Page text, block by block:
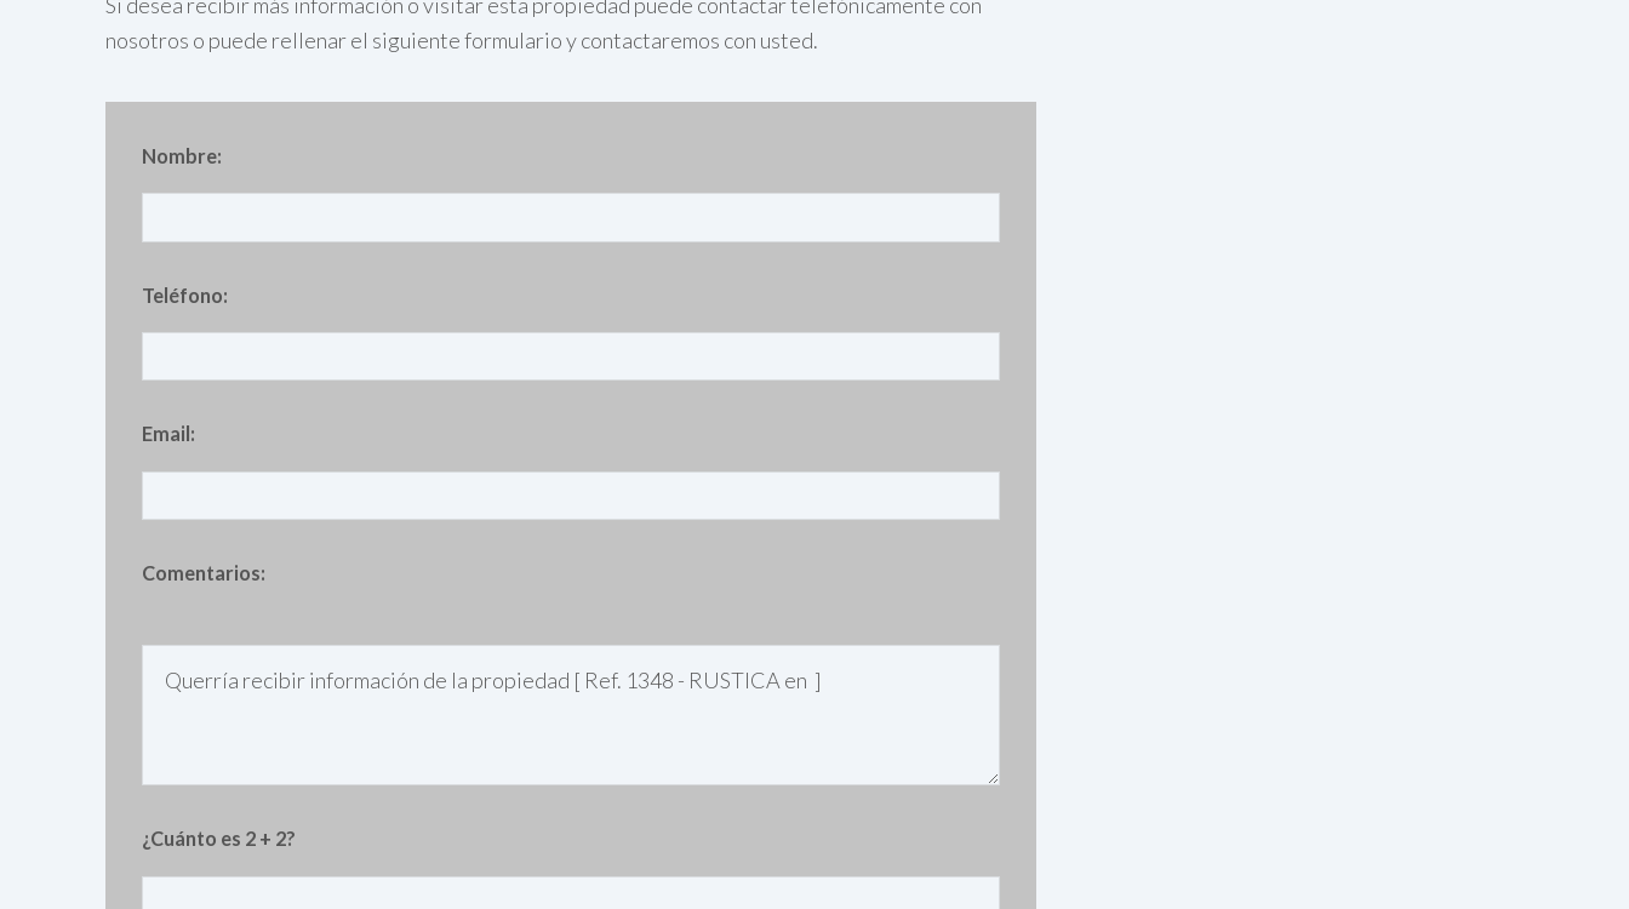
nosotros o puede rellenar el siguiente formulario y contactaremos con usted.
Nombre:
Teléfono:
Email:
Comentarios:
¿Cuánto es 2 + 2?